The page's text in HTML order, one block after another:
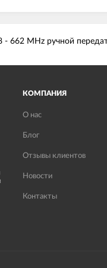
- 662 MHz ручной
КОМПАНИЯ
О нас
Блог
Отзывы клиентов
Новости
Контакты